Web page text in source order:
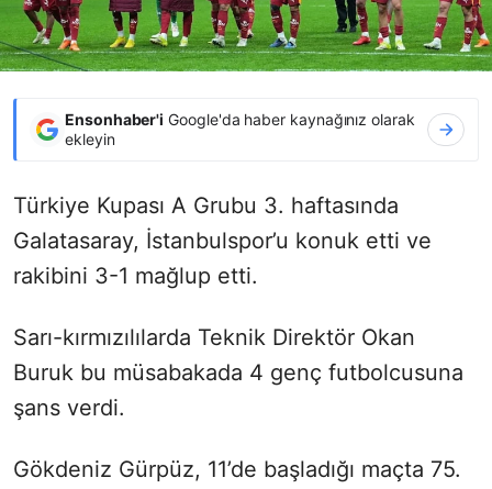
Ensonhaber'i Google'da haber kaynağınız olarak
ekleyin
Türkiye Kupası A Grubu 3. haftasında
Galatasaray, İstanbulspor’u konuk etti ve
rakibini 3-1 mağlup etti.
Sarı-kırmızılılarda Teknik Direktör Okan
Buruk bu müsabakada 4 genç futbolcusuna
şans verdi.
Gökdeniz Gürpüz, 11’de başladığı maçta 75.